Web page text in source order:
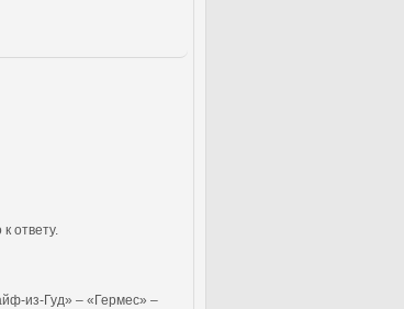
ответу.
из-Гуд» – «Гермес» –